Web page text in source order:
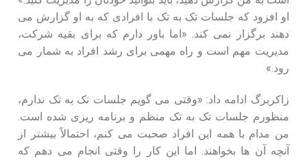
او افزود که جلسات تک‌ به‌ تک با افرادی که به او گزارش می‌
دهند برگزار نمی‌ کند. «اما باور دارم که برای بقیه شرکت،
مدیریت مهم است و راه مهمی برای رشد افراد به شمار می‌
رود.»
زاکربرگ ادامه داد: «وقتی می‌ گویم جلسات تک‌ به‌ تک ندارم،
منظورم جلسات تک‌ به‌ تک منظم و برنامه‌ ریزی‌ شده است.
من مدام با همه این افراد صحبت می‌ کنم، احتمالاً بیشتر از
آنچه آن‌ ها بخواهند. اما این کار را وقتی انجام می‌ دهم که